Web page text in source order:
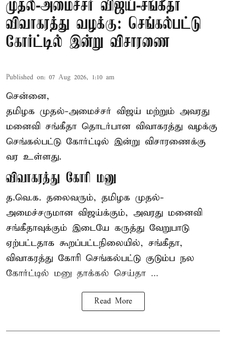
முதல்-அமைச்சர் விஜய்-சங்கீதா
விவாகரத்து வழக்கு: செங்கல்பட்டு
கோர்ட்டில் இன்று விசாரணை
Published on: 07 Aug 2026, 1:10 am
சென்னை,
தமிழக முதல்-அமைச்சர் விஜய் மற்றும் அவரது
மனைவி சங்கீதா தொடர்பான விவாகரத்து வழக்கு
செங்கல்பட்டு கோர்ட்டில் இன்று விசாரணைக்கு
வர உள்ளது.
விவாகரத்து கோரி மனு
த.வெ.க. தலைவரும், தமிழக முதல்-
அமைச்சருமான விஜய்க்கும், அவரது மனைவி
சங்கீதாவுக்கும் இடையே கருத்து வேறுபாடு
ஏற்பட்டதாக கூறப்பட்டநிலையில், சங்கீதா,
விவாகரத்து கோரி செங்கல்பட்டு குடும்ப நல
கோர்ட்டில் மனு தாக்கல் செய்தா ...
Read More